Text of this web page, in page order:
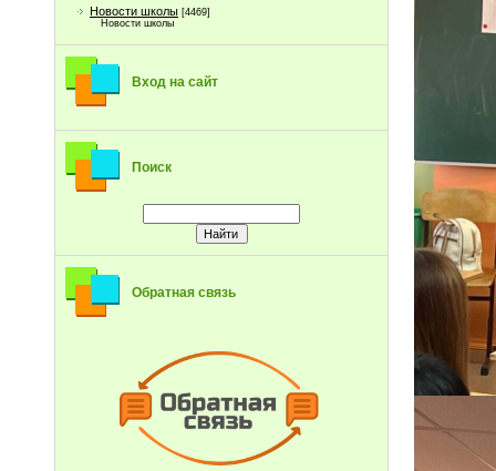
Новости школы [4469]
Новости школы
Вход на сайт
Поиск
Обратная связь